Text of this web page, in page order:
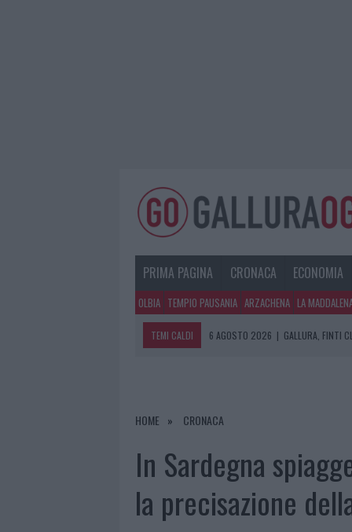
PRIMA PAGINA CRONACA ECONOMIA
OLBIA TEMPIO PAUSANIA ARZACHENA LA
TEMI CALDI 6 AGOSTO 2026 | GALLURA, FINTI
6 AGOSTO 2026
|
HOME CRONACA
In Sardegna
la precisazione